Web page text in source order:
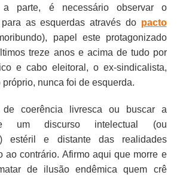
a parte, é necessário observar o
as esquerdas através do pacto
papel este protagonizado
treze anos e acima de tudo por
e cabo eleitoral, o ex-sindicalista,
nunca foi de esquerda.
coerência livresca ou buscar a
um discurso intelectual (ou
estéril e distante das realidades
ao contrário. Afirmo aqui que morre e
de ilusão endêmica quem crê